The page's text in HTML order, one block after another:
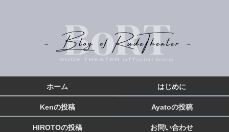
ホーム はじめに
Kenの投稿 Ayatoの投稿
HIROTOの投稿 お問い合わせ